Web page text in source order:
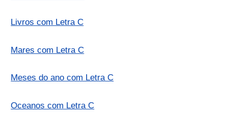
Livros com Letra C
Mares com Letra C
Meses do ano com Letra C
Oceanos com Letra C